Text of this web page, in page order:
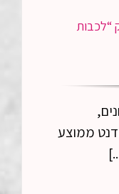
– איך